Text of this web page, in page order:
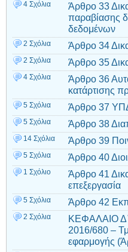
4 Σχόλια
Άρθρο 33
παραβίασης
δεδομένων
2 Σχόλια Άρθρο 34
2 Σχόλια Άρθρο 35
4 Σχόλια
Άρθρο 36
κατάρτισης
5 Σχόλια Άρθρο 37 ΥΠΔ
5 Σχόλια Άρθρο 38
14 Σχόλια Άρθρο 39
5 Σχόλια Άρθρο 40
1 Σχόλιο
Άρθρο 41
επεξεργασία
5 Σχόλια Άρθρο 42
2 Σχόλια
ΚΕΦΑΛΑΙΟ Δ΄
2016/680 –
εφαρμογής